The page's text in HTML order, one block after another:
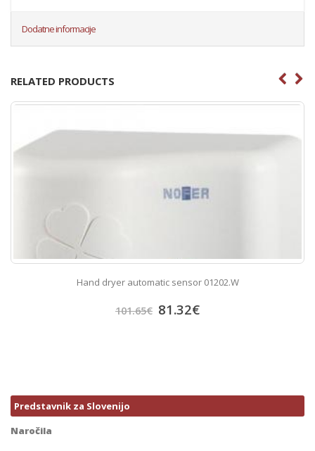
Dodatne informacije
RELATED PRODUCTS
Hand dryer automatic sensor 01202.W
101.65€ 81.32€
Predstavnik za Slovenijo
Naročila